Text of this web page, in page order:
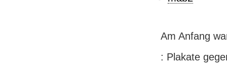
Am Anfang
: Plakate